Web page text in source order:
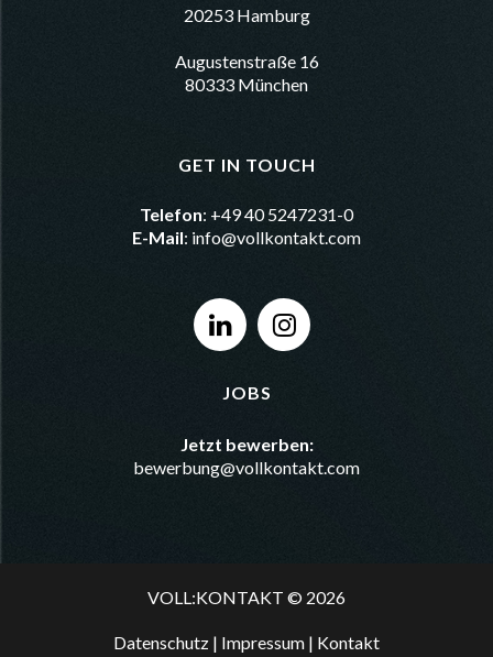
20253 Hamburg
Augustenstraße 16
80333 München
GET IN TOUCH
Telefon: +49 40 5247231-0
E-Mail: info@vollkontakt.com
JOBS
Jetzt bewerben:
bewerbung@vollkontakt.com
VOLL:KONTAKT © 2026
Datenschutz | Impressum | Kontakt